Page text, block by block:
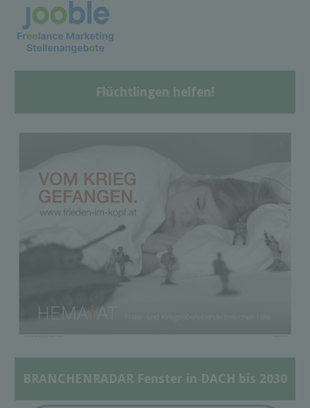
Flüchtlingen helfen!
BRANCHENRADAR Fenster in DACH bis 2030